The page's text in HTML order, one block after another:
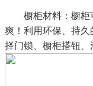
橱柜材料：橱柜
爽！利用环保、持
择门锁、橱柜搭钮、